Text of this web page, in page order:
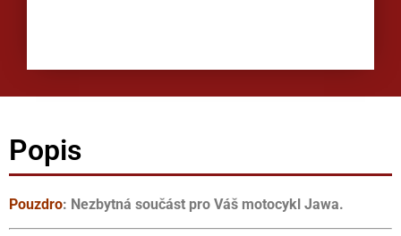
Popis
Pouzdro: Nezbytná součást pro Váš motocykl Jawa.